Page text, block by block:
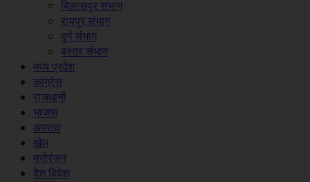
बिलासपुर संभाग
रायपुर संभाग
दुर्ग संभाग
बस्तर संभाग
मध्य प्रदेश
कांग्रेस
राजधानी
भाजपा
अपराध
खेल
मनोरंजन
देश विदेश